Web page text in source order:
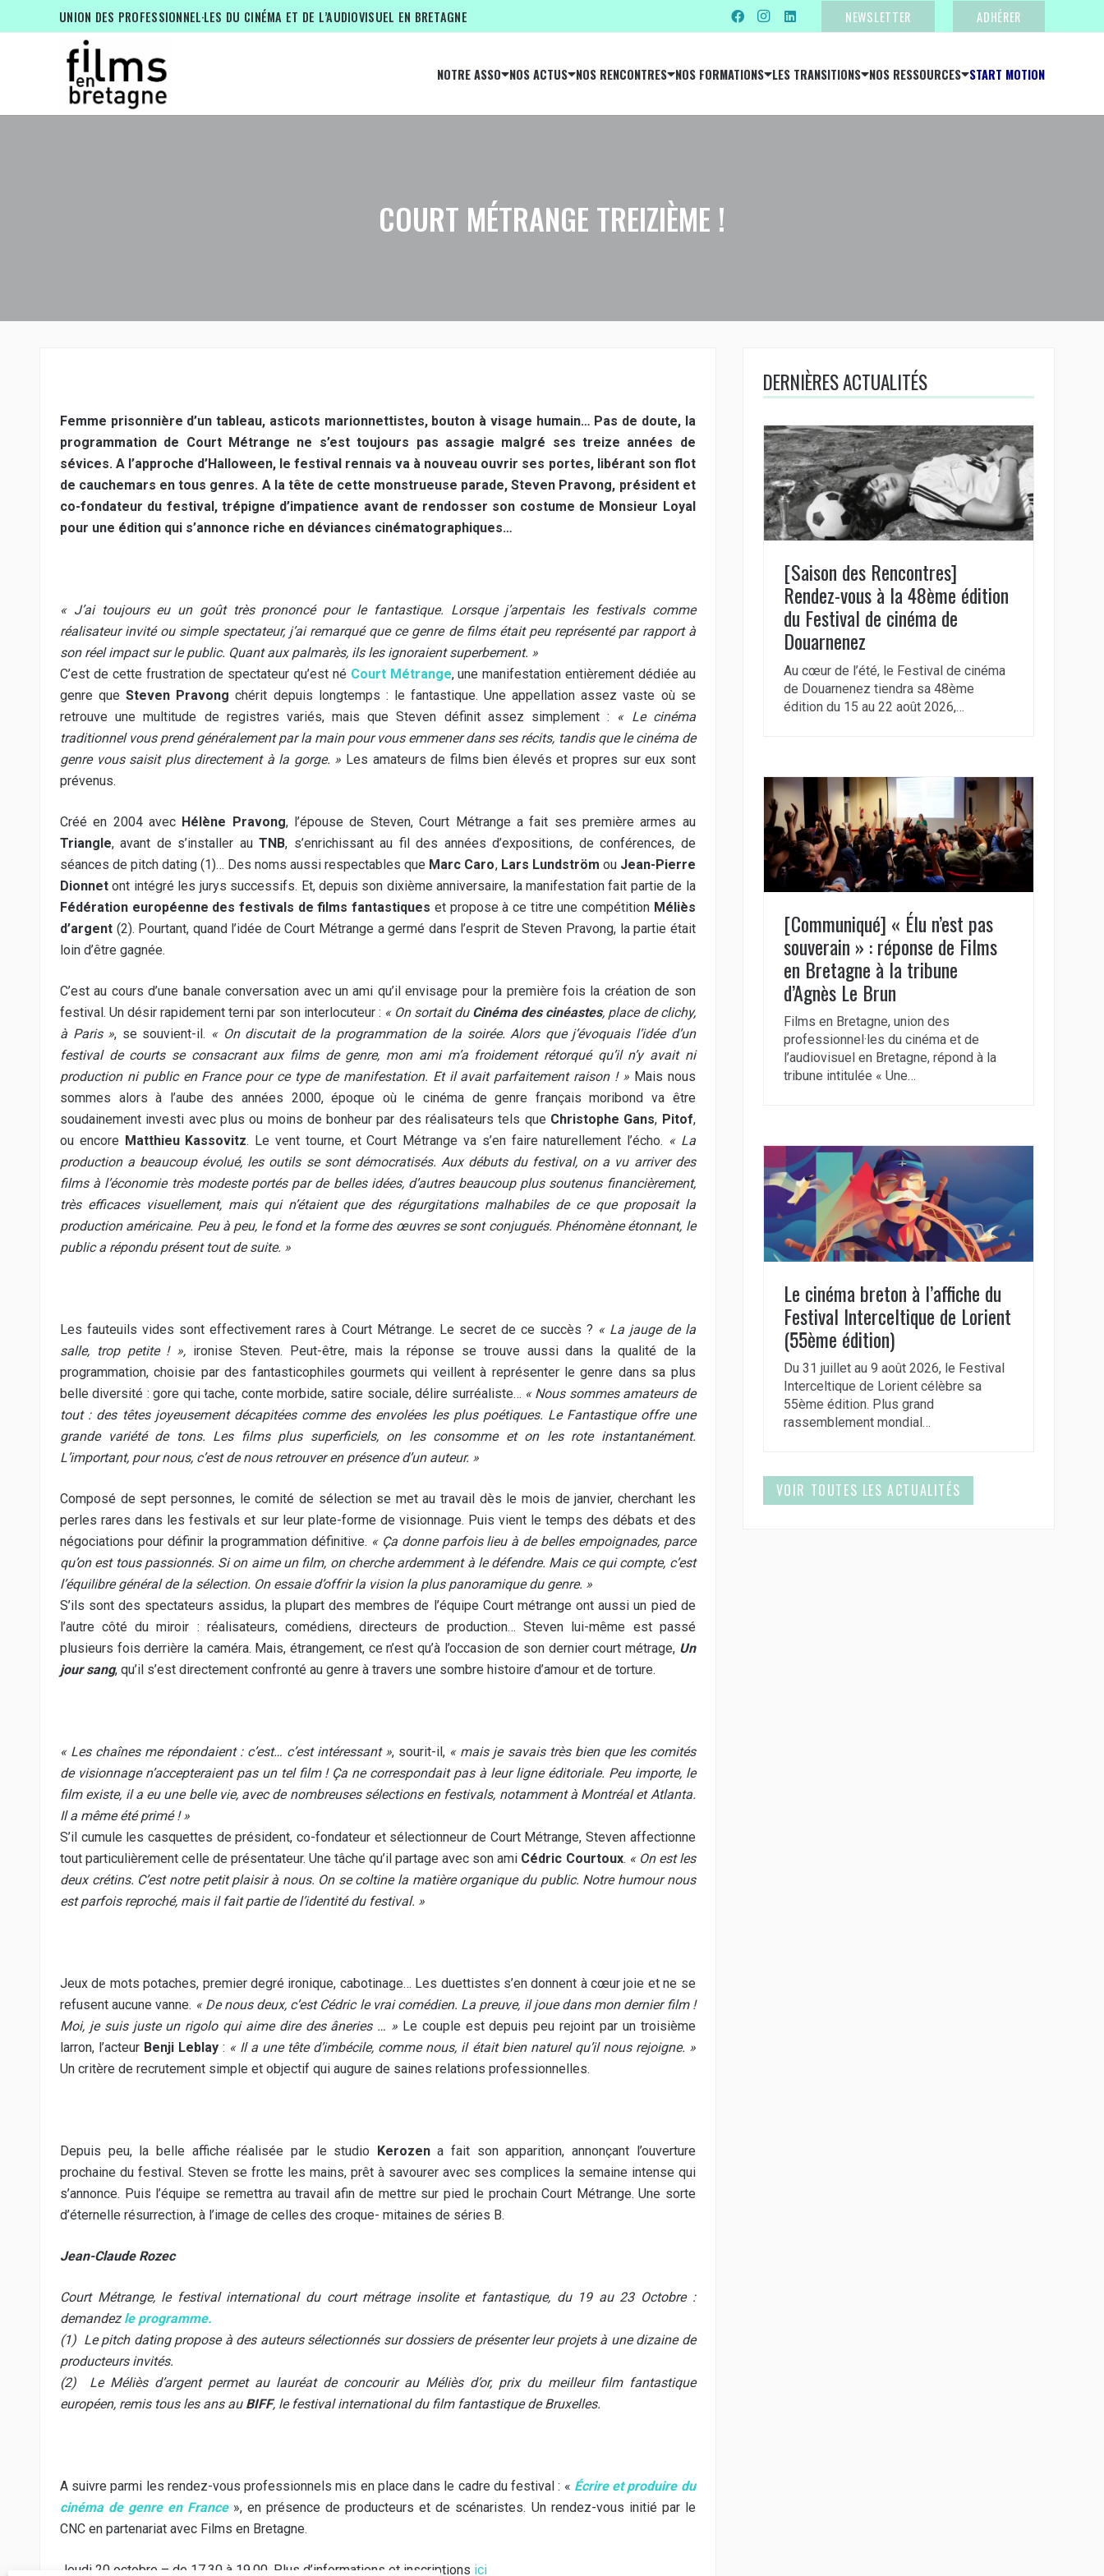
UNION DES PROFESSIONNEL·LES DU CINÉMA ET DE L’AUDIOVISUEL EN BRETAGNE NEWSLETTER ADHÉRER
NOTRE ASSO NOS ACTUS NOS RENCONTRES NOS FORMATIONS LES TRANSITIONS NOS RESSOURCES START MOTION
COURT MÉTRANGE TREIZIÈME !
Femme prisonnière d’un tableau, asticots marionnettistes, bouton à visage humain… Pas de doute, la
programmation de Court Métrange ne s’est toujours pas assagie malgré ses treize années de
sévices. A l’approche d’Halloween, le festival rennais va à nouveau ouvrir ses portes, libérant son flot
de cauchemars en tous genres. A la tête de cette monstrueuse parade, Steven Pravong, président et
co-fondateur du festival, trépigne d’impatience avant de rendosser son costume de Monsieur Loyal
pour une édition qui s’annonce riche en déviances cinématographiques…
« J’ai toujours eu un goût très prononcé pour le fantastique. Lorsque j’arpentais les festivals comme
réalisateur invité ou simple spectateur, j’ai remarqué que ce genre de films était peu représenté par rapport à
son réel impact sur le public. Quant aux palmarès, ils les ignoraient superbement. »
C’est de cette frustration de spectateur qu’est né Court Métrange, une manifestation entièrement dédiée au
genre que Steven Pravong chérit depuis longtemps : le fantastique. Une appellation assez vaste où se
retrouve une multitude de registres variés, mais que Steven définit assez simplement : « Le cinéma
traditionnel vous prend généralement par la main pour vous emmener dans ses récits, tandis que le cinéma de
genre vous saisit plus directement à la gorge. » Les amateurs de films bien élevés et propres sur eux sont
prévenus.
Créé en 2004 avec Hélène Pravong, l’épouse de Steven, Court Métrange a fait ses première armes au
Triangle, avant de s’installer auTNB, s’enrichissant au fil des années d’expositions, de conférences, de
séances de pitch dating (1)… Des noms aussi respectables que Marc Caro, Lars Lundström ou Jean-Pierre
Dionnet ont intégré les jurys successifs. Et, depuis son dixième anniversaire, la manifestation fait partie de la
Fédération européenne des festivals de films fantastiques et propose à ce titre une compétition Méliès
d’argent (2). Pourtant, quand l’idée de Court Métrange a germé dans l’esprit de Steven Pravong, la partie était
loin d’être gagnée.
C’est au cours d’une banale conversation avec un ami qu’il envisage pour la première fois la création de son
festival. Un désir rapidement terni par son interlocuteur : « On sortait duCinéma des cinéastes, place de clichy,
à Paris », se souvient-il. « On discutait de la programmation de la soirée. Alors que j’évoquais l’idée d’un
festival de courts se consacrant aux films de genre, mon ami m’a froidement rétorqué qu’il n’y avait ni
production ni public en France pour ce type de manifestation. Et il avait parfaitement raison ! »Mais nous
sommes alors à l’aube des années 2000, époque où le cinéma de genre français moribond va être
soudainement investi avec plus ou moins de bonheur par des réalisateurs tels que Christophe Gans, Pitof,
ou encore Matthieu Kassovitz. Le vent tourne, et Court Métrange va s’en faire naturellement l’écho. « La
production a beaucoup évolué, les outils se sont démocratisés. Aux débuts du festival, on a vu arriver des
films à l’économie très modeste portés par de belles idées, d’autres beaucoup plus soutenus financièrement,
très efficaces visuellement, mais qui n’étaient que des régurgitations malhabiles de ce que proposait la
production américaine. Peu à peu, le fond et la forme des œuvres se sont conjugués. Phénomène étonnant, le
public a répondu présent tout de suite. »
Les fauteuils vides sont effectivement rares à Court Métrange. Le secret de ce succès ? « La jauge de la
salle, trop petite ! », ironise Steven. Peut-être, mais la réponse se trouve aussi dans la qualité de la
programmation, choisie par des fantasticophiles gourmets qui veillent à représenter le genre dans sa plus
belle diversité : gore qui tache, conte morbide, satire sociale, délire surréaliste… « Nous sommes amateurs de
tout : des têtes joyeusement décapitées comme des envolées les plus poétiques. Le Fantastique offre une
grande variété de tons. Les films plus superficiels, on les consomme et on les rote instantanément.
L’important, pour nous, c’est de nous retrouver en présence d’un auteur. »
Composé de sept personnes, le comité de sélection se met au travail dès le mois de janvier, cherchant les
perles rares dans les festivals et sur leur plate-forme de visionnage. Puis vient le temps des débats et des
négociations pour définir la programmation définitive. « Ça donne parfois lieu à de belles empoignades, parce
qu’on est tous passionnés. Si on aime un film, on cherche ardemment à le défendre. Mais ce qui compte, c’est
l’équilibre général de la sélection. On essaie d’offrir la vision la plus panoramique du genre. »
S’ils sont des spectateurs assidus, la plupart des membres de l’équipe Court métrange ont aussi un pied de
l’autre côté du miroir : réalisateurs, comédiens, directeurs de production… Steven lui-même est passé
plusieurs fois derrière la caméra. Mais, étrangement, ce n’est qu’à l’occasion de son dernier court métrage, Un
jour sang, qu’il s’est directement confronté au genre à travers une sombre histoire d’amour et de torture.
« Les chaînes me répondaient : c’est… c’est intéressant », sourit-il, « mais je savais très bien que les comités
de visionnage n’accepteraient pas un tel film ! Ça ne correspondait pas à leur ligne éditoriale. Peu importe, le
film existe, il a eu une belle vie, avec de nombreuses sélections en festivals, notamment à Montréal et Atlanta.
Il a même été primé ! »
S’il cumule les casquettes de président, co-fondateur et sélectionneur de Court Métrange, Steven affectionne
tout particulièrement celle de présentateur. Une tâche qu’il partage avec son ami Cédric Courtoux. « On est les
deux crétins. C’est notre petit plaisir à nous. On se coltine la matière organique du public. Notre humour nous
est parfois reproché, mais il fait partie de l’identité du festival. »
Jeux de mots potaches, premier degré ironique, cabotinage… Les duettistes s’en donnent à cœur joie et ne se
refusent aucune vanne. « De nous deux, c’est Cédric le vrai comédien. La preuve, il joue dans mon dernier film !
Moi, je suis juste un rigolo qui aime dire des âneries … » Le couple est depuis peu rejoint par un troisième
larron, l’acteur Benji Leblay : « Il a une tête d’imbécile, comme nous, il était bien naturel qu’il nous rejoigne. »
Un critère de recrutement simple et objectif qui augure de saines relations professionnelles.
Depuis peu, la belle affiche réalisée par le studio Kerozena fait son apparition, annonçant l’ouverture
prochaine du festival. Steven se frotte les mains, prêt à savourer avec ses complices la semaine intense qui
s’annonce. Puis l’équipe se remettra au travail afin de mettre sur pied le prochain Court Métrange. Une sorte
d’éternelle résurrection, à l’image de celles des croque- mitaines de séries B.
Jean-Claude Rozec
Court Métrange, le festival international du court métrage insolite et fantastique, du 19 au 23 Octobre :
demandez le programme.
(1) Le pitch dating propose à des auteurs sélectionnés sur dossiers de présenter leur projets à une dizaine de
producteurs invités.
(2) Le Méliès d’argent permet au lauréat de concourir au Méliès d’or, prix du meilleur film fantastique
européen, remis tous les ans au BIFF, le festival international du film fantastique de Bruxelles.
A suivre parmi les rendez-vous professionnels mis en place dans le cadre du festival : « Écrire et produire du
cinéma de genre en France », en présence de producteurs et de scénaristes. Un rendez-vous initié par le
CNC en partenariat avec Films en Bretagne.
Jeudi 20 octobre – de 17.30 à 19.00. Plus d’informations et inscriptions ici
DERNIÈRES ACTUALITÉS
[Saison des Rencontres]
Rendez-vous à la 48ème édition
du Festival de cinéma de
Douarnenez
Au cœur de l’été, le Festival de cinéma
de Douarnenez tiendra sa 48ème
édition du 15 au 22 août 2026,…
[Communiqué] « Élu n’est pas
souverain » : réponse de Films
en Bretagne à la tribune
d’Agnès Le Brun
Films en Bretagne, union des
professionnel·les du cinéma et de
l’audiovisuel en Bretagne, répond à la
tribune intitulée « Une…
Le cinéma breton à l’affiche du
Festival Interceltique de Lorient
(55ème édition)
Du 31 juillet au 9 août 2026, le Festival
Interceltique de Lorient célèbre sa
55ème édition. Plus grand
rassemblement mondial…
VOIR TOUTES LES ACTUALITÉS